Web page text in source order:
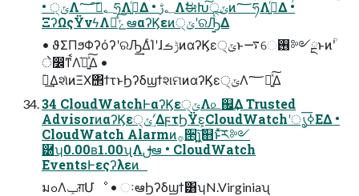
• ੍ݶΛ؂ࢹ͠؅ཧΛߦ͍ͬͯΔ • ؂ࢹΛࣗಈԽ੍͠ݶͷ؅ཧΛߦ͍ͬͯΔ •
ΞʔΩςΫνϟΛհͯ͠ݻఆαʔϏεͷ੍ݶʹରԠ͍ͯ͠Δ
• ϑΣΠϧΦʔόʔʹରԠ͢ΔͨΊʹɺݱࡏͷαʔϏε੍ݶͱ࠷େ࢖༻ྔͱͷؒʹ
े෼ͳࠩΛ֬อ͍ͯ͠Δ •
ؔ࿈͢ΔશͯͷΞΧ΢ϯτͱϦʔδϣϯશମͷαʔϏε੍ݶΛ؅ཧ͍ͯ͠Δ
34 CloudWatchͰαʔϏε੍ݶΛ௨஌͢Δ Trusted
AdvisorͷαʔϏε੍ݶʹؔ͢ΔϝτϦΫε͕CloudWatchʹൃߦ͞ΕΔ •
CloudWatch Alarmͷ࡞੒ɿ͖͍͠஋ͱͯ͠ར༻
཰ʮ0.00ʙ1.00ʯΛࢦఆ • CloudWatch
EventsͰεςʔλεͷ
มߋΛݕग़Մೳ • ઃఆϦʔδϣϯ͸ʮN.Virginiaʯ